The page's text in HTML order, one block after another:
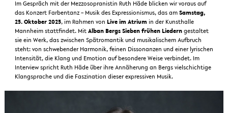
Im Gespräch mit der Mezzosopranistin Ruth Häde blicken wir voraus auf
das Konzert Farbentanz – Musik des Expressionismus, das am Samstag,
25. Oktober 2025, im Rahmen von Live im Atrium in der Kunsthalle
Mannheim stattfindet. Mit Alban Bergs Sieben frühen Liederngestaltet
sie ein Werk, das zwischen Spätromantik und musikalischem Aufbruch
steht: von schwebender Harmonik, feinen Dissonanzen und einer lyrischen
Intensität, die Klang und Emotion auf besondere Weise verbindet. Im
Interview spricht Ruth Häde über ihre Annäherung an Bergs vielschichtige
Klangsprache und die Faszination dieser expressiven Musik.